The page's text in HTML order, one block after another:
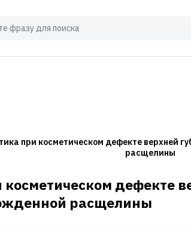
при косметическом дефекте верхней
расщелины
дефекте
расщелины